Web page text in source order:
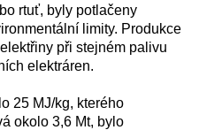
rtuť, byly potlačeny
limity. Produkce
při stejném palivu
elektráren.
25 MJ/kg, kterého
okolo 3,6 Mt, bylo